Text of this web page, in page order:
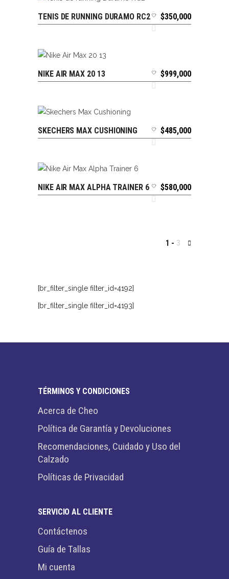
SELECCIONAR OPCIONES
TENIS DE RUNNING DURAMO RC2 $350,000
SELECCIONAR OPCIONES
NIKE AIR MAX 20 13 $999,000
SELECCIONAR OPCIONES
SKECHERS MAX CUSHIONING $485,000
SELECCIONAR OPCIONES
NIKE AIR MAX ALPHA TRAINER 6 $580,000
1 3
[br_filter_single filter_id=4192]
[br_filter_single filter_id=4193]
TÉRMINOS Y CONDICIONES
Acerca de Cheo
Política de Garantía y Devoluciones
Recomendaciones, Cuidado y Uso del
Calzado
Políticas de Privacidad
SERVICIO AL CLIENTE
Contáctenos
Guía de Tallas
Mi cuenta